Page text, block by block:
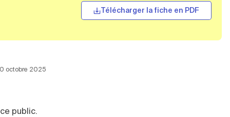
Télécharger la fiche en PDF
octobre 2025
public.